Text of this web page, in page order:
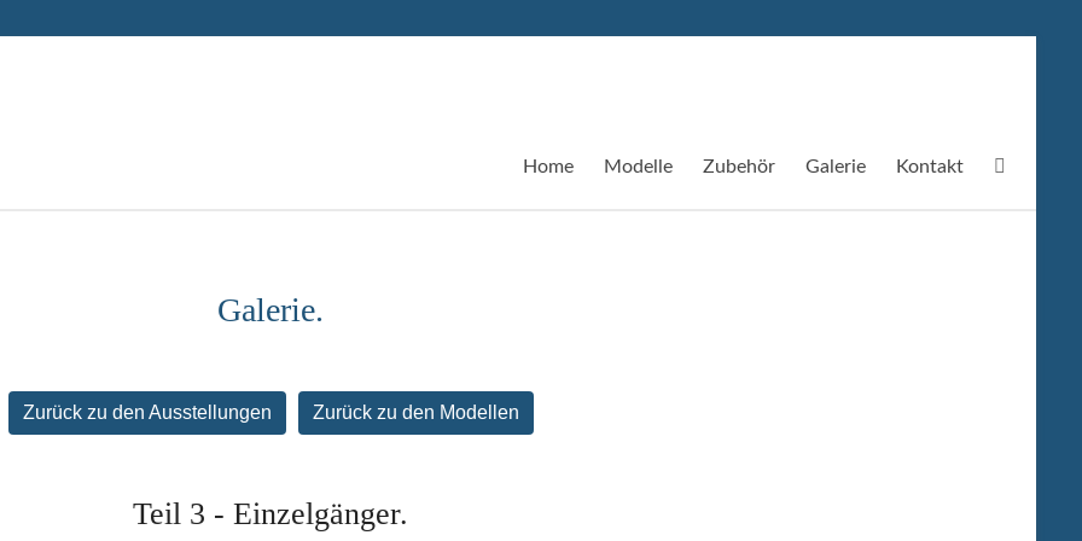
Home Modelle Zubehör Galerie Kontakt
Galerie.
Zurück zu den Ausstellungen Zurück zu den Modellen
Teil 3 - Einzelgänger.